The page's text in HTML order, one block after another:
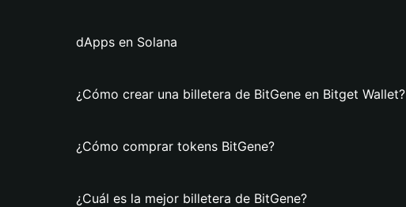
dApps en Solana
¿Cómo crear una billetera de BitGene en Bitget Wallet?
¿Cómo comprar tokens BitGene?
¿Cuál es la mejor billetera de BitGene?